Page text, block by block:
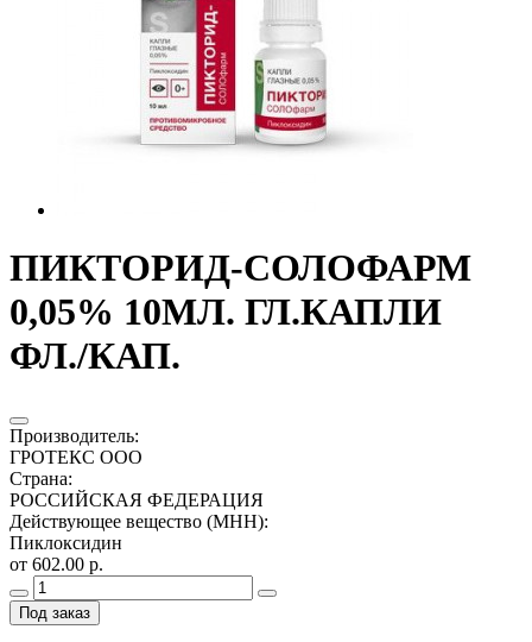
ПИКТОРИД-СОЛОФАРМ
0,05% 10МЛ. ГЛ.КАПЛИ
ФЛ./КАП.
Производитель:
ГРОТЕКС ООО
Страна:
РОССИЙСКАЯ ФЕДЕРАЦИЯ
Действующее вещество (МНН):
Пиклоксидин
от 602.00 р.
Под заказ